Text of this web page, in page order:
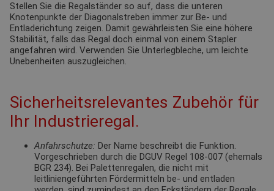
Stellen Sie die Regalständer so auf, dass die unteren
Knotenpunkte der Diagonalstreben immer zur Be- und
Entladerichtung zeigen. Damit gewährleisten Sie eine höhere
Stabilität, falls das Regal doch einmal von einem Stapler
angefahren wird. Verwenden Sie Unterlegbleche, um leichte
Unebenheiten auszugleichen.
Sicherheitsrelevantes Zubehör für
Ihr Industrieregal.
Anfahrschutze: Der Name beschreibt die Funktion.
Vorgeschrieben durch die DGUV Regel 108-007 (ehemals
BGR 234). Bei Palettenregalen, die nicht mit
leitliniengeführten Fördermitteln be- und entladen